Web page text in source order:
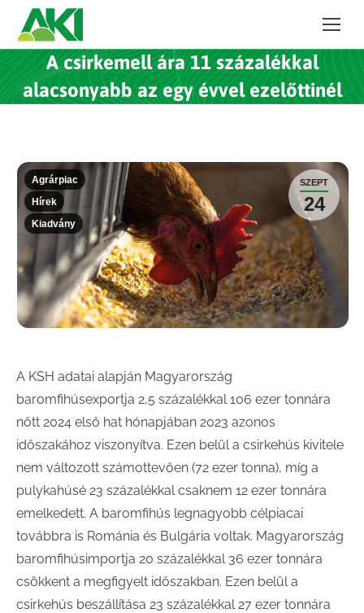
A csirkemell ára 11 százalékkal
alacsonyabb az egy évvel ezelőttinél
SZEPT
24
Agrárpiac
Hírek
Kiadvány
A KSH adatai alapján Magyarország
baromfihúsexportja 2,5 százalékkal 106 ezer tonnára
nőtt 2024 első hat hónapjában 2023 azonos
időszakához viszonyítva. Ezen belül a csirkehús kivitele
nem változott számottevően (72 ezer tonna), míg a
pulykahúsé 23 százalékkal csaknem 12 ezer tonnára
emelkedett. A baromfihús legnagyobb célpiacai
továbbra is Románia és Bulgária voltak. Magyarország
baromfihúsimportja 20 százalékkal 36 ezer tonnára
csökkent a megfigyelt időszakban. Ezen belül a
csirkehús beszállítása 23 százalékkal 27 ezer tonnára